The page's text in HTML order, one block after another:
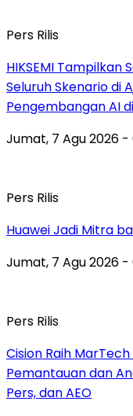
Pers Rilis
HIKSEMI Tampilkan
Seluruh Skenario di
Pengembangan AI
Jumat, 7 Agu 2026 -
Pers Rilis
Huawei Jadi Mitra
Jumat, 7 Agu 2026 -
Pers Rilis
Cision Raih
Pemantauan dan
Pers, dan AEO